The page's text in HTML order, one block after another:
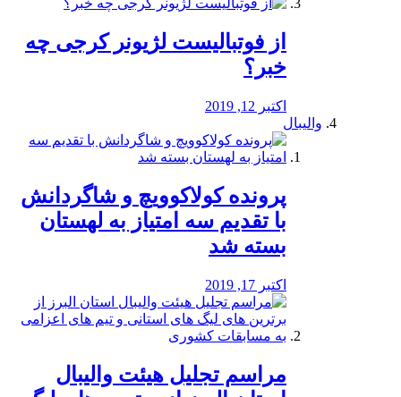
از فوتبالیست لژیونر کرجی چه
خبر؟
اکتبر 12, 2019
والیبال
پرونده کولاکوویچ و شاگردانش
با تقدیم سه امتیاز به لهستان
بسته شد
اکتبر 17, 2019
مراسم تجلیل هیئت والیبال